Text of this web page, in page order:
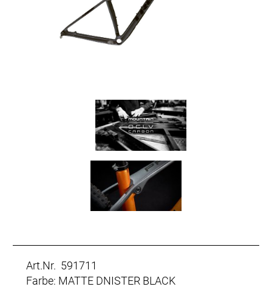
Art.Nr. 591711
Farbe: MATTE DNISTER BLACK